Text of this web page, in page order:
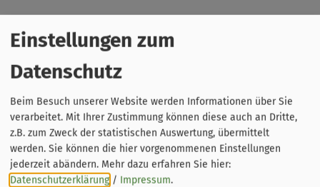
Einstellungen zum
Datenschutz
Beim Besuch unserer Website werden Informationen über Sie
verarbeitet. Mit Ihrer Zustimmung können diese auch an Dritte,
z.B. zum Zweck der statistischen Auswertung, übermittelt
werden. Sie können die hier vorgenommenen Einstellungen
jederzeit abändern. Mehr dazu erfahren Sie hier:
Datenschutzerklärung / Impressum.